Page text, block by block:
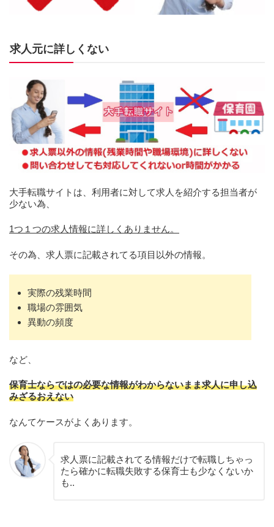
求人元に詳しくない
大手転職サイトは、利用者に対して求人を紹介する担当者が
少ない為、
1つ１つの求人情報に詳しくありません。
その為、求人票に記載されてる項目以外の情報。
実際の残業時間
職場の雰囲気
異動の頻度
など、
保育士ならではの必要な情報がわからないまま求人に申し込
みざるおえない
なんてケースがよくあります。
求人票に記載されてる情報だけで転職しちゃっ
たら確かに転職失敗する保育士も少なくないか
も..